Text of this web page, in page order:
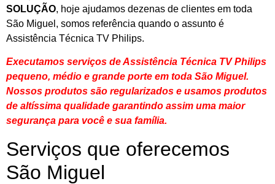
SOLUÇÃO, hoje ajudamos dezenas de clientes em toda
São Miguel, somos referência quando o assunto é
Assistência Técnica TV Philips.
Executamos serviços de Assistência Técnica TV Philips
pequeno, médio e grande porte em toda São Miguel.
Nossos produtos são regularizados e usamos produtos
de altíssima qualidade garantindo assim uma maior
segurança para você e sua família.
Serviços que oferecemos
São Miguel